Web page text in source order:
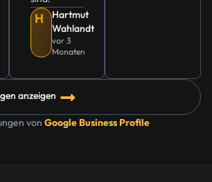
H
Hartmut
Wahlandt
vor 3
Monaten
anzeigen
von Google Business Profile